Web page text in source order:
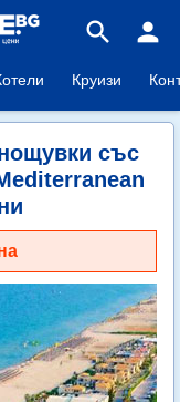
search person
Круизи
със